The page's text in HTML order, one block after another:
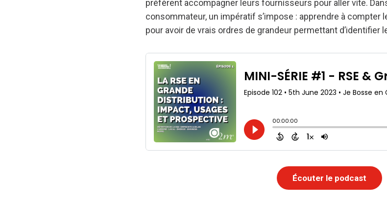
préfèrent accompagner leurs fournisseurs pour aller vite.
consommateur, un impératif s’impose : apprendre à compter
pour avoir de vrais ordres de grandeur permettant d’identifier
Écouter le podcast